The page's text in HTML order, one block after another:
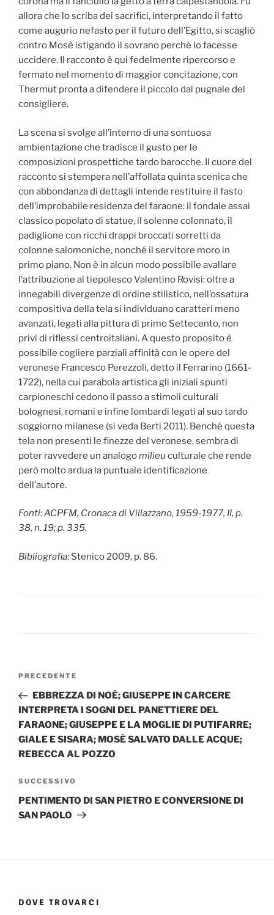
allora che lo scriba dei sacrifici, interpretando il fatto
come augurio nefasto per il futuro dell’Egitto, si scagliò
contro Mosè istigando il sovrano perché lo facesse
uccidere. Il racconto è qui fedelmente ripercorso e
fermato nel momento di maggior concitazione, con
Thermut pronta a difendere il piccolo dal pugnale del
consigliere.
La scena si svolge all’interno di una sontuosa
ambientazione che tradisce il gusto per le
composizioni prospettiche tardo barocche. Il cuore del
racconto si stempera nell’affollata quinta scenica che
con abbondanza di dettagli intende restituire il fasto
dell’improbabile residenza del faraone: il fondale assai
classico popolato di statue, il solenne colonnato, il
padiglione con ricchi drappi broccati sorretti da
colonne salomoniche, nonché il servitore moro in
primo piano. Non è in alcun modo possibile avallare
l’attribuzione al tiepolesco Valentino Rovisi: oltre a
innegabili divergenze di ordine stilistico, nell’ossatura
compositiva della tela si individuano caratteri meno
avanzati, legati alla pittura di primo Settecento, non
privi di riflessi centroitaliani. A questo proposito è
possibile cogliere parziali affinità con le opere del
veronese Francesco Perezzoli, detto il Ferrarino (1661-
1722), nella cui parabola artistica gli iniziali spunti
carpioneschi cedono il passo a stimoli culturali
bolognesi, romani e infine lombardi legati al suo tardo
soggiorno milanese (si veda Berti 2011). Benché questa
tela non presenti le finezze del veronese, sembra di
poter ravvedere un analogomilieu culturale che rende
però molto ardua la puntuale identificazione
dell’autore.
Fonti:ACPFM, Cronaca di Villazzano, 1959-1977, II, p.
38, n. 19; p. 335.
Bibliografia: Stenico 2009, p. 86.
Navigazione
Articolo
precedente:
PRECEDENTE
EBBREZZA DI NOÈ; GIUSEPPE IN CARCERE
INTERPRETA I SOGNI DEL PANETTIERE DEL
FARAONE; GIUSEPPE E LA MOGLIE DI PUTIFARRE;
GIALE E SISARA; MOSÈ SALVATO DALLE ACQUE;
REBECCA AL POZZO
Articolo
successivo
SUCCESSIVO
PENTIMENTO DI SAN PIETRO E CONVERSIONE DI
SAN PAOLO
DOVE TROVARCI